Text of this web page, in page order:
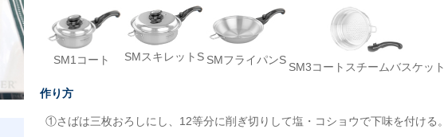
SM1コート SMスキレットS SMフライパンS
SM3コートスチームバスケット
作り方
①さばは三枚おろしにし、12等分に削ぎ切りして塩・コショウで下味を付ける。